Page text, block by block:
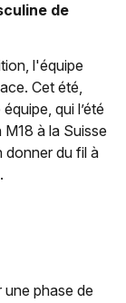
de
l'équipe
Cet été,
qui l’été
à la Suisse
donner du fil à
une phase de